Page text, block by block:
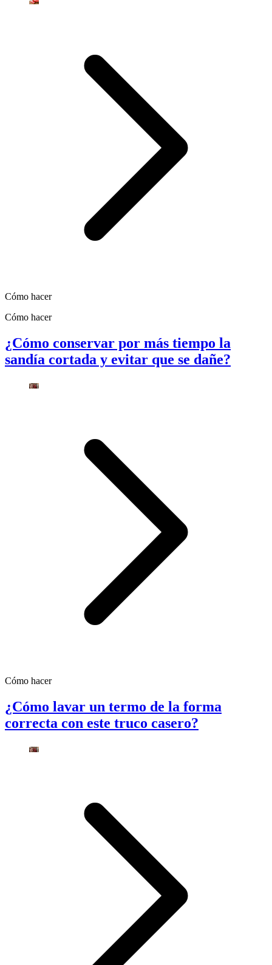
Cómo hacer
Cómo hacer
¿Cómo conservar por más tiempo la
sandía cortada y evitar que se dañe?
Cómo hacer
¿Cómo lavar un termo de la forma
correcta con este truco casero?